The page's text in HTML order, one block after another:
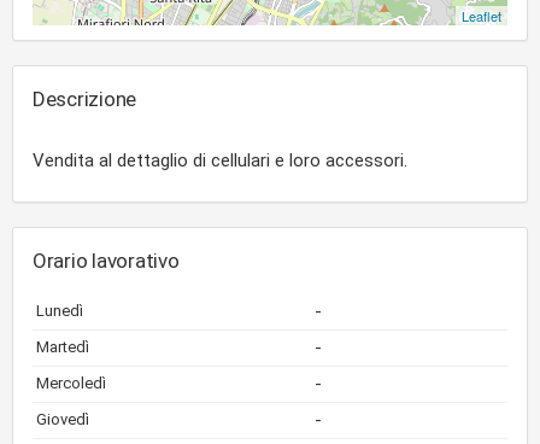
Leaflet
Descrizione
Vendita al dettaglio di cellulari e loro accessori.
Orario lavorativo
Lunedì -
Martedì -
Mercoledì -
Giovedì -